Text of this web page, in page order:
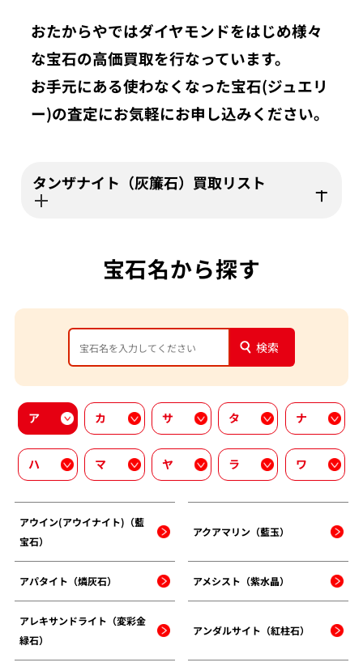
おたからやではダイヤモンドをはじめ様々
な宝石の高価買取を行なっています。
お手元にある使わなくなった宝石(ジュエリ
ー)の査定にお気軽にお申し込みください。
タンザナイト（灰簾石）買取リスト
宝石名から探す
検索
ア カ サ タ ナ
ハ マ ヤ ラ ワ
アウイン(アウイナイト)（藍
宝石）
アクアマリン（藍玉）
アパタイト（燐灰石） アメシスト（紫水晶）
アレキサンドライト（変彩金
緑石）
アンダルサイト（紅柱石）